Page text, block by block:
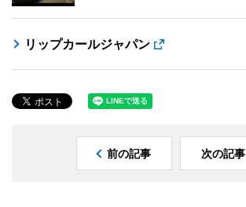
リップカールジャパン
前の記事 次の記事